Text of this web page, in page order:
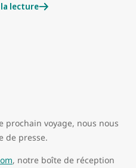
lecture
prochain voyage, nous nous
de presse.
, notre boîte de réception